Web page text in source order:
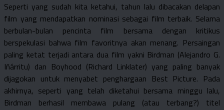
Seperti yang sudah kita ketahui, tahun lalu dibacakan delapan
film yang mendapatkan nominasi sebagai film terbaik. Selama
berbulan-bulan pencinta film bersama dengan kritikus
berspekulasi bahwa film favoritnya akan menang. Persaingan
paling ketat terjadi antara dua film yakni Birdman (Alejandro G.
Iñárritu) dan Boyhood (Richard Linklater) yang paling banyak
dijagokan untuk menyabet penghargaan Best Picture. Pada
akhirnya, seperti yang telah diketahui bersama minggu lalu,
Birdman berhasil membawa pulang (atau terbang?) titel